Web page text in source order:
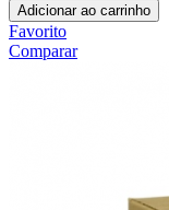
Adicionar ao carrinho
Favorito
Comparar